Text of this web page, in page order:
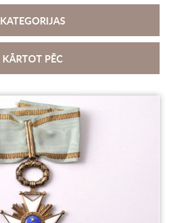
KATEGORIJAS
KĀRTOT PĒC